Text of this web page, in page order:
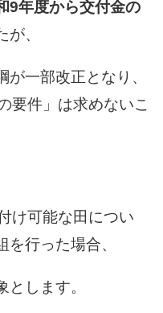
9年度から交付金の
が、
一部改正となり、
要件」は求めないこ
け可能な田につい
行った場合、
します。